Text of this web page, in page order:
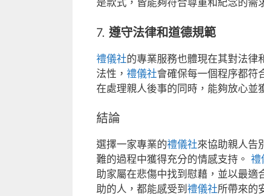
是款式，皆能夠符合尊重和紀念的需
7. 遵守法律和道德規範
禮儀社的專業服務也體現在其對法律
法性， 禮儀社會確保每一個程序都符
在處理親人後事的同時，能夠放心並
結論
選擇一家專業的禮儀社來協助親人告
難的過程中獲得充分的情感支持。 禮
助家屬在悲傷中找到慰藉，並以最適
助的人，都能感受到 禮儀社所帶來的